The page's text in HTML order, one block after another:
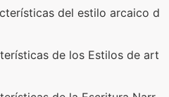
del estilo arcaico d
de los Estilos de art